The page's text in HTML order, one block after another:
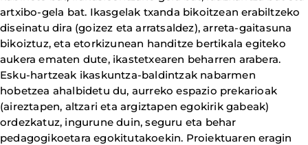
artxibo-gela bat. Ikasgelak txanda bikoitzean erabiltzeko
diseinatu dira (goizez eta arratsaldez), arreta-gaitasuna
bikoiztuz, eta etorkizunean handitze bertikala egiteko
aukera ematen dute, ikastetxearen beharren arabera.
Esku-hartzeak ikaskuntza-baldintzak nabarmen
hobetzea ahalbidetu du, aurreko espazio prekarioak
(aireztapen, altzari eta argiztapen egokirik gabeak)
ordezkatuz, ingurune duin, seguru eta behar
pedagogikoetara egokitutakoekin. Proiektuaren eragin